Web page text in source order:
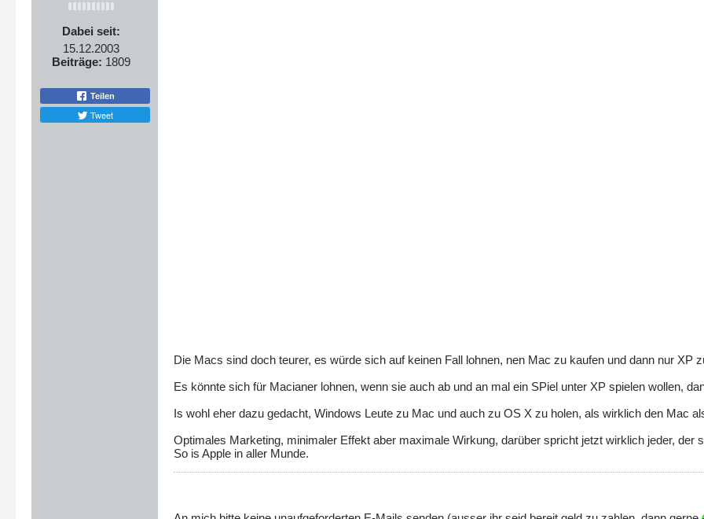
Dabei seit:
15.12.2003
Beiträge: 1809
Teilen
Tweet
Die Macs sind doch teurer, es würde sich auf keinen Fall lohnen, nen Mac zu kaufen und dann nur XP
Es könnte sich für Macianer lohnen, wenn sie auch ab und an mal ein SPiel unter XP spielen wollen,
Is wohl eher dazu gedacht, Windows Leute zu Mac und auch zu OS X zu holen, als wirklich den Mac
Optimales Marketing, minimaler Effekt aber maximale Wirkung, darüber spricht jetzt wirklich jeder, der
So is Apple in aller Munde.